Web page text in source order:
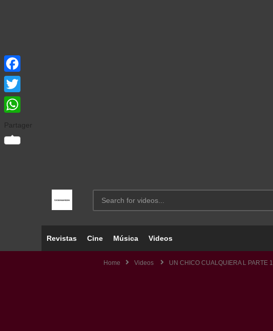
Revistas Cine Música Videos
Home Videos UN CHICO CUALQUIERA L PARTE 1
Facebook
Twitter
WhatsApp
Partager